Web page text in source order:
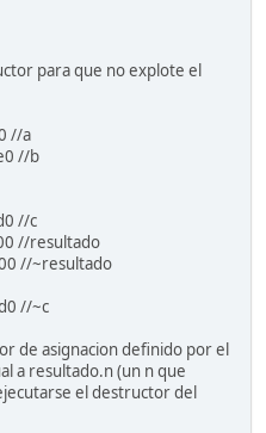
para que no explote el
//a
//b
//c
//resultado
//~resultado
//~c
de asignacion definido por el
a resultado.n (un n que
el destructor del